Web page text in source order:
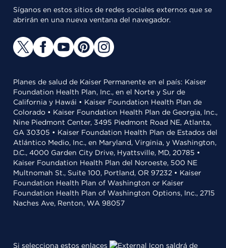
Síganos en estos sitios de redes sociales externos que se
abrirán en una nueva ventana del navegador.
Planes de salud de Kaiser Permanente en el país: Kaiser
Foundation Health Plan, Inc., en el Norte y Sur de
California y Hawái • Kaiser Foundation Health Plan de
Colorado • Kaiser Foundation Health Plan de Georgia, Inc.,
Nine Piedmont Center, 3495 Piedmont Road NE, Atlanta,
GA 30305 • Kaiser Foundation Health Plan de Estados del
Atlántico Medio, Inc., en Maryland, Virginia, y Washington,
D.C., 4000 Garden City Drive, Hyattsville, MD, 20785 •
Kaiser Foundation Health Plan del Noroeste, 500 NE
Multnomah St., Suite 100, Portland, OR 97232 • Kaiser
Foundation Health Plan of Washington or Kaiser
Foundation Health Plan of Washington Options, Inc., 2715
Naches Ave, Renton, WA 98057
Si selecciona estos enlaces saldrá de